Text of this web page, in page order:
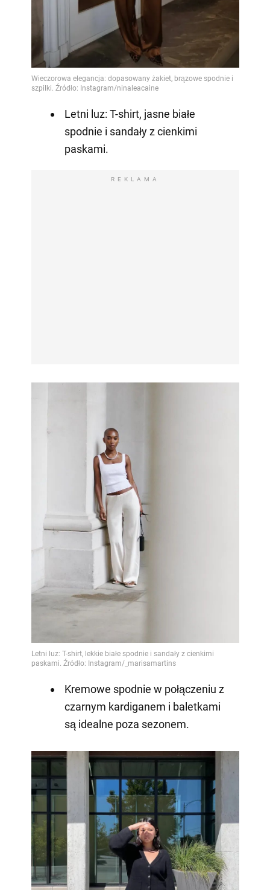
Letni luz: T-shirt, jasne białe
spodnie i sandały z cienkimi
paskami.
REKLAMA
Kremowe spodnie w połączeniu z
czarnym kardiganem i baletkami
są idealne poza sezonem.